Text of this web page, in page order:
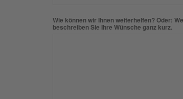
Wie können wir Ihnen weiterhelfen? Oder:
beschreiben Sie Ihre Wünsche ganz kurz.